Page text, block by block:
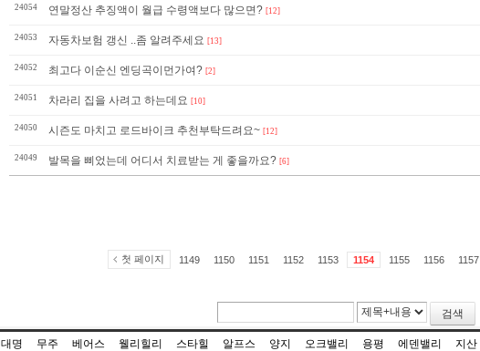
24054 연말정산 추징액이 월급 수령액보다 많으면? [12]
24053 자동차보험 갱신 ..좀 알려주세요 [13]
24052 최고다 이순신 엔딩곡이먼가여? [2]
24051 차라리 집을 사려고 하는데요 [10]
24050 시즌도 마치고 로드바이크 추천부탁드려요~ [12]
24049 발목을 삐었는데 어디서 치료받는 게 좋을까요? [6]
첫 페이지 1149 1150 1151 1152 1153 1154 1155 1156 1157
검색
대명 무주 베어스 웰리힐리 스타힐 알프스 양지 오크밸리 용평 에덴밸리 지산